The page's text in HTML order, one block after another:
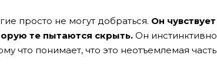
просто не могут добраться. Он чувствует
те пытаются скрыть. Он инстинктивно
что понимает, что это неотъемлемая часть